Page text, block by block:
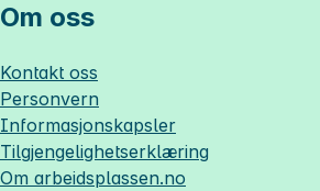
Om oss
Kontakt oss
Personvern
Informasjonskapsler
Tilgjengelighetserklæring
Om arbeidsplassen.no